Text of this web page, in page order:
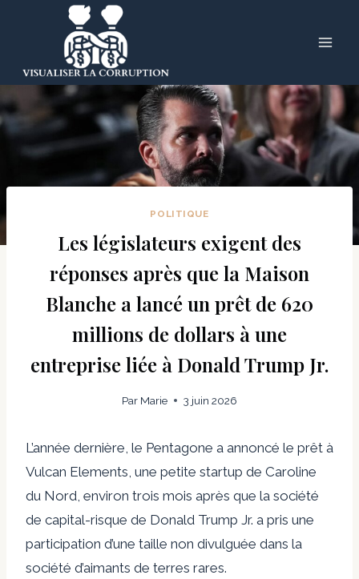
POLITIQUE
Les législateurs exigent des
réponses après que la Maison
Blanche a lancé un prêt de 620
millions de dollars à une
entreprise liée à Donald Trump Jr.
Par Marie 3 juin 2026
L’année dernière, le Pentagone a annoncé le prêt à
Vulcan Elements, une petite startup de Caroline
du Nord, environ trois mois après que la société
de capital-risque de Donald Trump Jr. a pris une
participation d’une taille non divulguée dans la
société d’aimants de terres rares.